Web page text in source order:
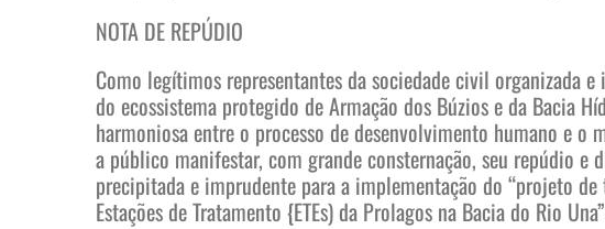
NOTA DE REPÚDIO
Como legítimos representantes da sociedade civil organizada
do ecossistema protegido de Armação dos Búzios e da Bacia
harmoniosa entre o processo de desenvolvimento humano e o
a público manifestar, com grande consternação, seu repúdio e
precipitada e imprudente para a implementação do “projeto
Estações de Tratamento {ETEs) da Prolagos na Bacia do Rio